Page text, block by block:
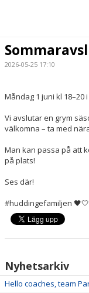
KALENDER
SPELPROGRAM
DOKUMENT/POLICY
UTBILDNING
HALLAR
HUDDINGE BASKET
2026-05-25 17:10
Måndag 1 juni kl 18–20
Vi avslutar en grym
välkomna – ta med
Man kan passa på att
på plats!
Ses där!
#huddingefamiljen 🖤🤍
Nyhetsarkiv
Hello coaches, team